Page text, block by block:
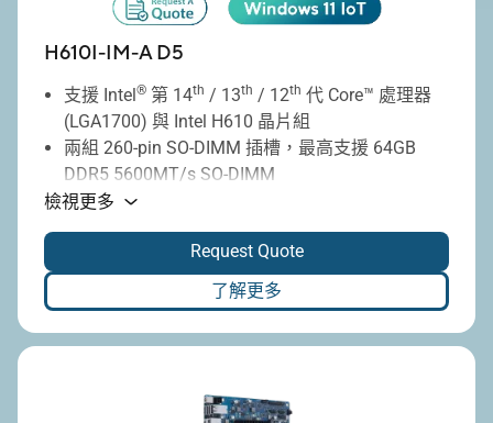
H610I-IM-A D5
支援 Intel® 第 14th / 13th / 12th 代 Core™ 處理器
(LGA1700) 與 Intel H610 晶片組
兩組 260-pin SO-DIMM 插槽，最高支援 64GB
DDR5 5600MT/s SO-DIMM
透過多重介面支援雙顯示輸出組態，包含
DisplayPort、HDMI 與 LVDS
進階 I/O 與連網功能
以更長的產品生命週期提供長達七年的使用壽命
寬廣的承受溫度範圍：0–60°C
檢視更多
Request Quote
了解更多